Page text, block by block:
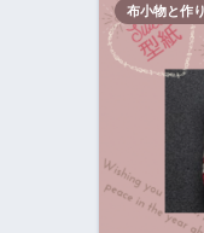
布小物と作